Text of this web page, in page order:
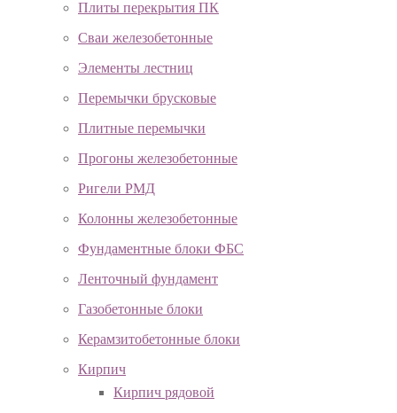
Плиты перекрытия ПК
Сваи железобетонные
Элементы лестниц
Перемычки брусковые
Плитные перемычки
Прогоны железобетонные
Ригели РМД
Колонны железобетонные
Фундаментные блоки ФБС
Ленточный фундамент
Газобетонные блоки
Керамзитобетонные блоки
Кирпич
Кирпич рядовой